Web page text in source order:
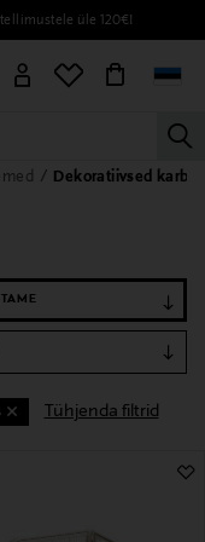
üle 120€!
KODU
Dekoratiivsed karbid
Tühjenda filtrid